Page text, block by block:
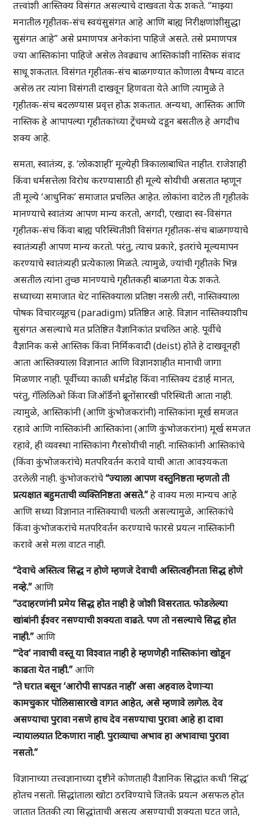
तत्त्वांशी आस्तिक्य विसंगत असल्याचे दाखवता येऊ शकते. “माझ्या
मनातील गृहीतक-संच स्वयंसुसंगत आहे आणि बाह्य निरीक्षणांशीसुद्धा
सुसंगत आहे” असे प्रमाणपत्र अनेकांना पाहिजे असते. तसे प्रमाणपत्र
ज्या आस्तिकांना पाहिजे असेल तेवढ्याच आस्तिकांशी नास्तिक संवाद
साधू शकतात. विसंगत गृहीतक-संच बाळगण्यात कोणाला वैषम्य वाटत
असेल तर त्यांना विसंगती दाखवून हिणवता येते आणि त्यामुळे ते
गृहीतक-संच बदलण्यास प्रवृत्त होऊ शकतात. अन्यथा, आस्तिक आणि
नास्तिक हे आपापल्या गृहीतकांच्या ट्रेंचमध्ये दडून बसतील हे अगदीच
शक्य आहे.
समता, स्वातंत्र्य, इ. ‘लोकशाही’ मूल्येही त्रिकालाबाधित नाहीत. राजेशाही
किंवा धर्मसत्तेला विरोध करण्यासाठी ही मूल्ये सोयीची असतात म्हणून
ती मूल्ये ‘आधुनिक’ समाजात प्रचलित आहेत. लोकांना वाटेल ती गृहीतके
मानण्याचे स्वातंत्र्य आपण मान्य करतो, अगदी, एखादा स्व-विसंगत
गृहीतक-संच किंवा बाह्य परिस्थितीशी विसंगत गृहीतक-संच बाळगण्याचे
स्वातंत्र्यही आपण मान्य करतो. परंतु, त्याच प्रकारे, इतरांचे मूल्यमापन
करण्याचे स्वातंत्र्यही प्रत्येकाला मिळते. त्यामुळे, ज्यांची गृहीतके भिन्न
असतील त्यांना तुच्छ मानण्याचे गृहीतकही बाळगता येऊ शकते.
सध्याच्या समाजात थेट नास्तिक्याला प्रतिष्ठा नसली तरी, नास्तिक्याला
पोषक विचारव्यूहच (paradigm) प्रतिष्ठित आहे. विज्ञान नास्तिक्याशीच
सुसंगत असल्याचे मत प्रतिष्ठित वैज्ञानिकांत प्रचलित आहे. पूर्वीचे
वैज्ञानिक कसे आस्तिक किंवा निर्मिकवादी (deist) होते हे दाखवूनही
आता आस्तिक्याला विज्ञानात आणि विज्ञानशाहीत मानाची जागा
मिळणार नाही. पूर्वीच्या काळी धर्मद्रोह किंवा नास्तिक्य दंडार्ह मानत,
परंतु, गॅलिलिओ किंवा जिऑर्डॅनो ब्रूनोंसारखी परिस्थिती आता नाही.
त्यामुळे, आस्तिकांनी (आणि कुंभोजकरांनी) नास्तिकांना मूर्ख समजत
रहावे आणि नास्तिकांनी आस्तिकांना (आणि कुंभोजकरांना) मूर्ख समजत
रहावे, ही व्यवस्था नास्तिकांना गैरसोयीची नाही. नास्तिकांनी आस्तिकांचे
(किंवा कुंभोजकरांचे) मतपरिवर्तन करावे याची आता आवश्यकता
उरलेली नाही. कुंभोजकरांचे“ज्याला आपण वस्तुनिष्ठता म्हणतो ती
प्रत्यक्षात बहुमताची व्यक्तिनिष्ठता असते.”हे वाक्य मला मान्यच आहे
आणि सध्या विज्ञानात नास्तिक्याची चलती असल्यामुळे, आस्तिकांचे
किंवा कुंभोजकरांचे मतपरिवर्तन करण्याचे फारसे प्रयत्न नास्तिकांनी
करावे असे मला वाटत नाही.
“देवाचे अस्तित्व सिद्ध न होणे म्हणजे देवाची अस्तित्वहीनता सिद्ध होणे
नव्हे.” आणि
“उदाहरणांनी प्रमेय सिद्ध होत नाही हे जोशी विसरतात. फोडलेल्या
खांबांनी ईश्वर नसण्याची शक्यता वाढते. पण तो नसल्याचे सिद्ध होत
नाही.” आणि
“‘देव’ नावाची वस्तू या विश्वात नाही हे म्हणणेही नास्तिकांना खोडून
काढता येत नाही.” आणि
“ते घरात बसून ‘आरोपी सापडत नाही’ असा अहवाल देणाऱ्या
कामचुकार पोलिसासारखे वागत आहेत, असे म्हणावे लागेल. देव
असण्याचा पुरावा नसणे हाच देव नसण्याचा पुरावा आहे हा दावा
न्यायालयात टिकणारा नाही. पुराव्याचा अभाव हा अभावाचा पुरावा
नसतो.”
विज्ञानाच्या तत्त्वज्ञानाच्या दृष्टीने कोणताही वैज्ञानिक सिद्धांत कधी ‘सिद्ध’
होतच नसतो. सिद्धांताला खोटा ठरविण्याचे जितके प्रयत्न असफल होत
जातात तितकी त्या सिद्धांताची असत्य असण्याची शक्यता घटत जाते,